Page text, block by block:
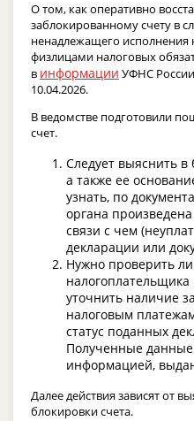
О том, как оперативно
заблокированному счету в
ненадлежащего
физлицами налоговых
в информации УФНС
10.04.2026.
В ведомстве подготовили
счет.
Следует выяснить
а также ее
узнать, по
органа
связи с чем
декларации или
Нужно проверить
уточнить наличие
налоговым
статус поданных
Полученные данные
информацией,
Далее действия зависят от
блокировки счета.